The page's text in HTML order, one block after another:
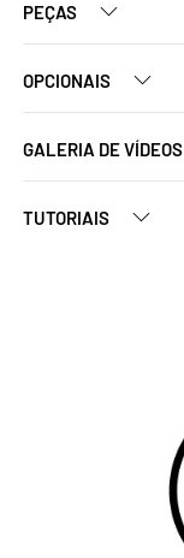
PEÇAS
OPCIONAIS
GALERIA DE VÍDEOS
TUTORIAIS